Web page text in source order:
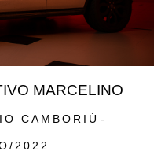
CAMBORIÚ
2022
MARCELINO